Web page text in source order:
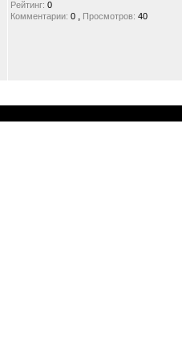
Рейтинг: 0
Комментарии: 0 , Просмотров: 40